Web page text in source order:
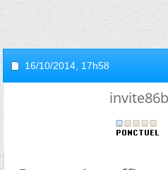
16/10/2014, 17h58